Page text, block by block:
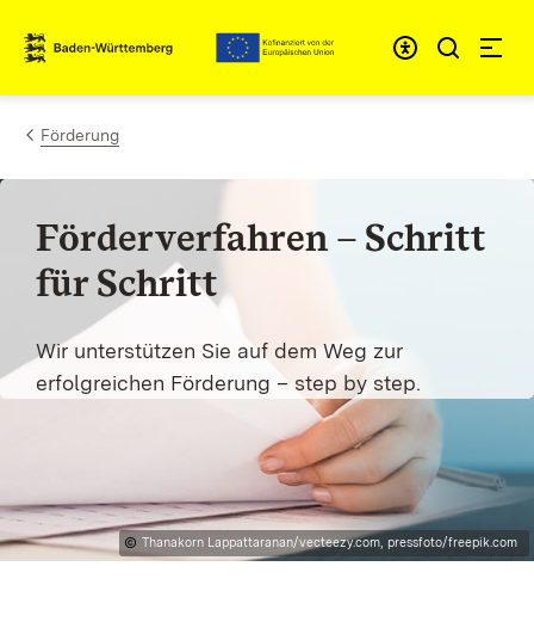
Zum Inhalt springen
Link zur Startseite
Förderung
Förderverfahren – Schritt
für Schritt
Wir unterstützen Sie auf dem Weg zur
erfolgreichen Förderung – step by step.
Thanakorn Lappattaranan/vecteezy.com, pressfoto/freepik.com